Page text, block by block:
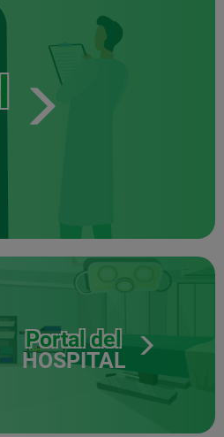
Portal del
HOSPITAL